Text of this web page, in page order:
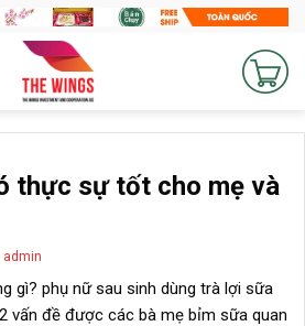
thực sự tốt cho mẹ và
admin
gì? phụ nữ sau sinh dùng trà lợi sữa
vấn đề được các bà mẹ bỉm sữa quan